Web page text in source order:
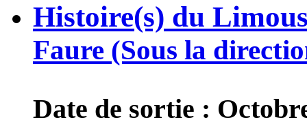
Histoire(s) du
Faure (Sous la
Date de sortie :